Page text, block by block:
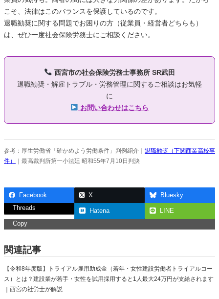
こそ、法律はこのバランスを保護しているのです。
退職勧奨に関する問題でお困りの方（従業員・経営者どちらも）
は、ぜひ一度社会保険労務士にご相談ください。
西宮市の社会保険労務士事務所 SR武田
退職勧奨・解雇トラブル・労務管理に関するご相談はお気軽
に
お問い合わせはこちら
参考：厚生労働省「確かめよう労働条件」判例紹介｜ 退職勧奨（下関商業高校事
件）
｜最高裁判所第一小法廷 昭和55年7月10日判決
Facebook X
Bluesky
Threads
Hatena
LINE
Copy
関連記事
【令和8年度版】トライアル雇用助成金（若年・女性建設労働者トライアルコー
ス）とは？建設業が若手・女性を試用採用すると1人最大24万円が支給されます
｜西宮の社労士が解説